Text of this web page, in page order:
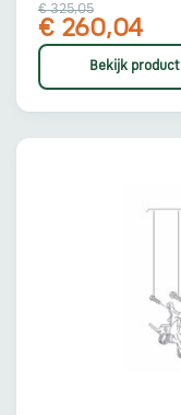
€ 325,05
€ 260,04
Bekijk product